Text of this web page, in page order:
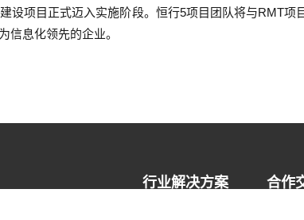
设项目正式迈入实施阶段。恒行5项目团队将与RMT项
信息化领先的企业。
行业解决方案 合作